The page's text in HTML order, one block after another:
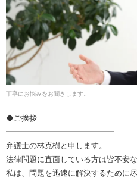
丁寧にお悩みをお聞きします。
◆ご挨拶
━━━━━━━━━━━━━━
弁護士の林克樹と申します。
法律問題に直面している方は皆不安
私は、問題を迅速に解決するために